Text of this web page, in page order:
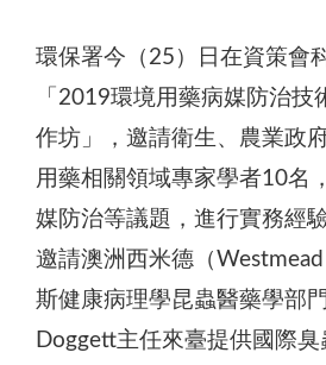
環保署今（25）日在資策會
「2019環境用藥病媒防治技
作坊」，邀請衛生、農業政
用藥相關領域專家學者10名
媒防治等議題，進行實務經
邀請澳洲西米德（
斯健康病理學昆蟲醫藥學部
Doggett主任來臺提供國際臭